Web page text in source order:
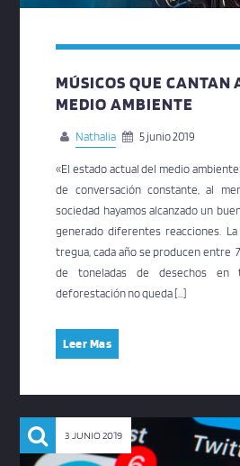
MÚSICOS QUE CANTAN
MEDIO AMBIENTE
Nathalia 5 junio 2019
«El estado actual del medio
de conversación constante, al
sociedad hayamos alcanzado un
generado diferentes reacciones.
tregua, cada año se producen entre
de toneladas de desechos en
deforestación no queda […]
Leer Mas
3 JUNIO 2019